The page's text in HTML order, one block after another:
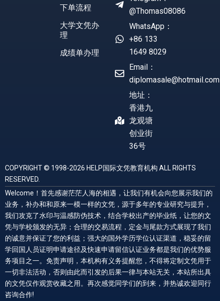
下单流程
大学文凭办
理
成绩单办理
@Thomas08086
WhatsApp：
+86 133
1649 8029
Email：
diplomasale@hotmail.com
地址：
香港九
龙观塘
创业街
36号
COPYRIGHT © 1998-2026 HELP国际文凭教育机构 ALL RIGHTS
RESERVED.
Welcome！首先感谢茫茫人海的相遇，让我们有机会向您展示我们的
业务，补办和和原来一模一样的文凭，源于多年的专业研究与提升，
我们攻克了水印与温感防伪技术，结合学校出产的毕业纸，让您的文
凭与学校颁发的无异；合理的交易流程，定金与尾款方式展现了我们
的诚意并保证了您的利益；强大的国外学历学位认证渠道，稳妥的留
学回国人员证明申请途径及快速申请留信认证业务都是我们的优势服
务项目之一。免责声明，本机构有义务提醒您，不得将定制文凭用于
一切非法活动，否则由此而引发的后果一律与本站无关，本站所出具
的文凭仅作观赏收藏之用。再次感觉同学们的到来，并热诚欢迎同行
咨询合作!